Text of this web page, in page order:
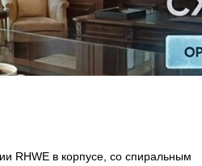
RHWE в корпусе, со спиральным